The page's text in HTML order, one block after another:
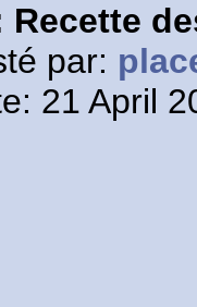
Recette
par:
21 April